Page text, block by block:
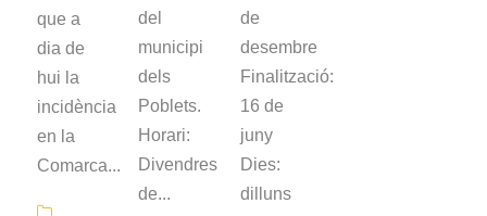
que a
dia de
hui la
incidència
en la
Comarca...
del
municipi
dels
Poblets.
Horari:
Divendres
de...
de
desembre
Finalització:
16 de
juny
Dies:
dilluns